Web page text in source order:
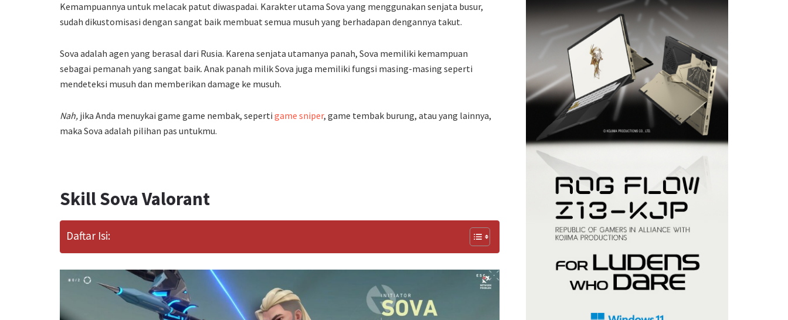
Kemampuannya untuk melacak patut diwaspadai. Karakter utama Sova yang menggunakan senjata busur,
sudah dikustomisasi dengan sangat baik membuat semua musuh yang berhadapan dengannya takut.
Sova adalah agen yang berasal dari Rusia. Karena senjata utamanya panah, Sova memiliki kemampuan
sebagai pemanah yang sangat baik. Anak panah milik Sova juga memiliki fungsi masing-masing seperti
mendeteksi musuh dan memberikan damage ke musuh.
Nah, jika Anda menuykai game game nembak, seperti game sniper, game tembak burung, atau yang lainnya,
maka Sova adalah pilihan pas untukmu.
Skill Sova Valorant
Daftar Isi: